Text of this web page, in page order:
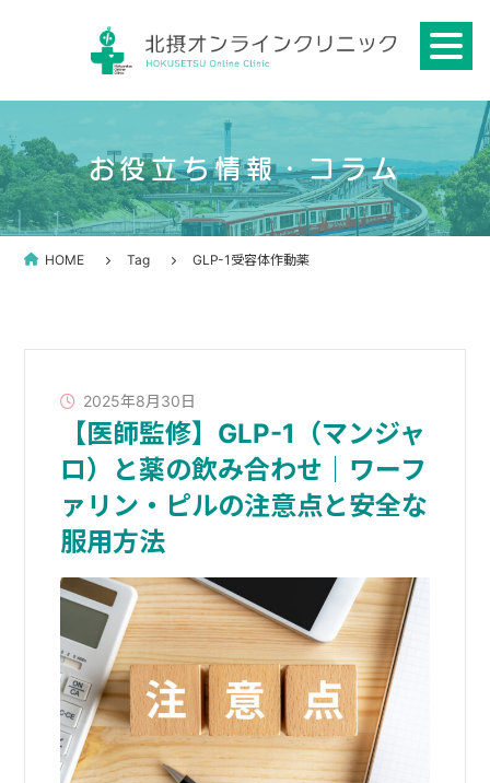
お役立ち情報・コラム
HOME Tag GLP-1受容体作動薬
2025年8月30日
【医師監修】GLP-1（マンジャ
ロ）と薬の飲み合わせ｜ワーフ
ァリン・ピルの注意点と安全な
服用方法